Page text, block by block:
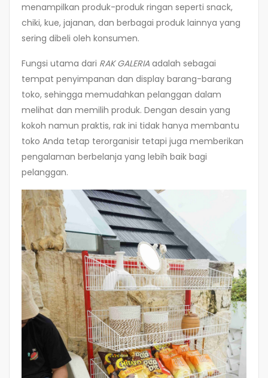
menampilkan produk-produk ringan seperti snack,
chiki, kue, jajanan, dan berbagai produk lainnya yang
sering dibeli oleh konsumen.
Fungsi utama dari RAK GALERIA adalah sebagai
tempat penyimpanan dan display barang-barang
toko, sehingga memudahkan pelanggan dalam
melihat dan memilih produk. Dengan desain yang
kokoh namun praktis, rak ini tidak hanya membantu
toko Anda tetap terorganisir tetapi juga memberikan
pengalaman berbelanja yang lebih baik bagi
pelanggan.